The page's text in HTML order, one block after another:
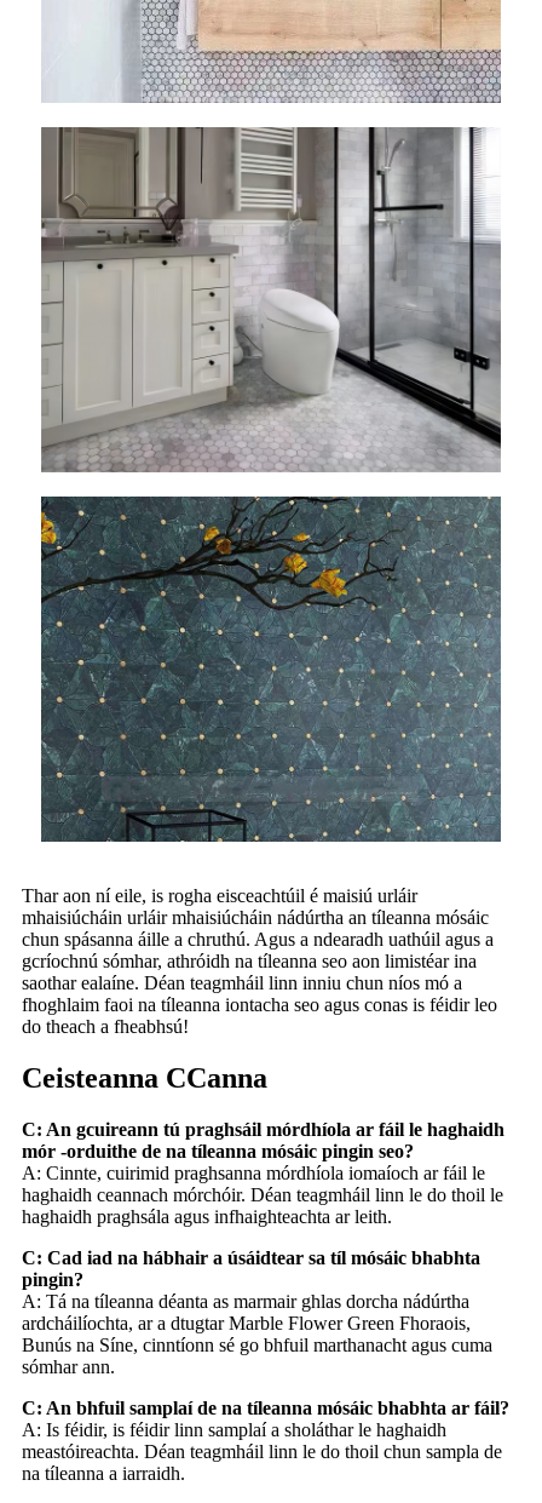
Thar aon ní eile, is rogha eisceachtúil é maisiú urláir
mhaisiúcháin urláir mhaisiúcháin nádúrtha an tíleanna mósáic
chun spásanna áille a chruthú. Agus a ndearadh uathúil agus a
gcríochnú sómhar, athróidh na tíleanna seo aon limistéar ina
saothar ealaíne. Déan teagmháil linn inniu chun níos mó a
fhoghlaim faoi na tíleanna iontacha seo agus conas is féidir leo
do theach a fheabhsú!
Ceisteanna CCanna
C: An gcuireann tú praghsáil mórdhíola ar fáil le haghaidh
mór -orduithe de na tíleanna mósáic pingin seo?
A: Cinnte, cuirimid praghsanna mórdhíola iomaíoch ar fáil le
haghaidh ceannach mórchóir. Déan teagmháil linn le do thoil le
haghaidh praghsála agus infhaighteachta ar leith.
C: Cad iad na hábhair a úsáidtear sa tíl mósáic bhabhta
pingin?
A: Tá na tíleanna déanta as marmair ghlas dorcha nádúrtha
ardcháilíochta, ar a dtugtar Marble Flower Green Fhoraois,
Bunús na Síne, cinntíonn sé go bhfuil marthanacht agus cuma
sómhar ann.
C: An bhfuil samplaí de na tíleanna mósáic bhabhta ar fáil?
A: Is féidir, is féidir linn samplaí a sholáthar le haghaidh
meastóireachta. Déan teagmháil linn le do thoil chun sampla de
na tíleanna a iarraidh.